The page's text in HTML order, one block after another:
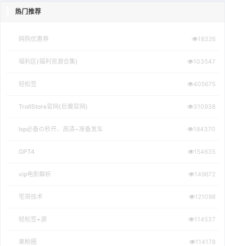
热门推荐
网购优惠券 18326
福利区(福利资源合集) 103547
轻松签 405675
TrollStore官网(巨魔官网) 310938
lsp必备の秒开、高清~准备发车 184370
GPT4 154635
vip电影解析 149672
宅哥技术 121098
轻松签+源 114537
果粉圈 114178